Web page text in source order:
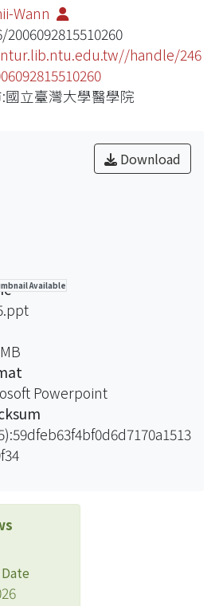
Wann
2006092815510260
handle/246
國立臺灣大學醫學院
Available
Download
Powerpoint